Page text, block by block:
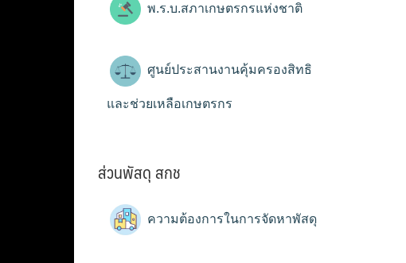
พ.ร.บ.สภาเกษตรกรแห่งชาติ
ศูนย์ประสานงานคุ้มครองสิทธิ
และช่วยเหลือเกษตรกร
ส่วนพัสดุ สกช
ความต้องการในการจัดหาพัสดุ